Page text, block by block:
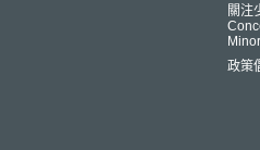
關注
政策